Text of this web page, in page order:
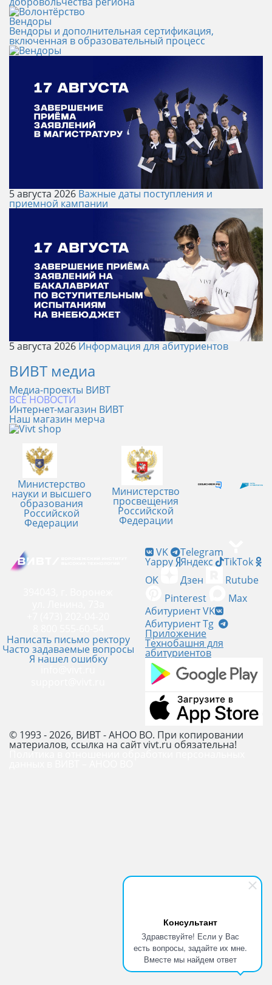
Консультант
Здравствуйте! Если у Вас
есть вопросы, задайте их мне.
Вместе мы найдем ответ
Вендоры
Вендоры и дополнительная сертификация,
включенная в образовательный процесс
Новости
5 августа 2026Важные даты поступления и
приемной кампании
5 августа 2026 Информация для абитуриентов
ВИВТ медиа
Медиа-проекты ВИВТ
ВСЕ НОВОСТИ
Интернет-магазин ВИВТ
Наш магазин мерча
Министерство
науки и высшего
образования
Российской
Федерации
Министерство
просвещения
Российской
Федерации
Написать письмо ректору
Часто задаваемые вопросы
Я нашел ошибку
VK Telegram
Yappy Яндекс
TikTok
OK
Дзен
Rutube
Pinterest
Max
Абитуриент VK
Абитуриент Tg
Приложение
Технобашня для
абитуриентов
© 1993 - 2026, ВИВТ - АНОО ВО. При копировании
материалов, ссылка на сайт vivt.ru обязательна!
Политика в отношении обработки персональных